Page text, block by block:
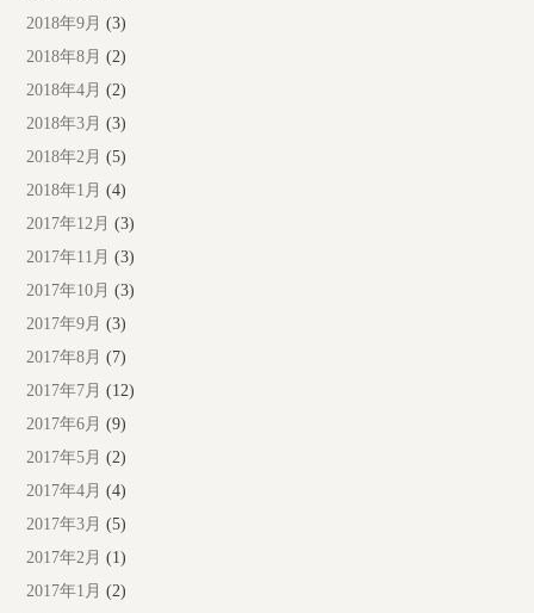
2018年9月 (3)
2018年8月 (2)
2018年4月 (2)
2018年3月 (3)
2018年2月 (5)
2018年1月 (4)
2017年12月 (3)
2017年11月 (3)
2017年10月 (3)
2017年9月 (3)
2017年8月 (7)
2017年7月 (12)
2017年6月 (9)
2017年5月 (2)
2017年4月 (4)
2017年3月 (5)
2017年2月 (1)
2017年1月 (2)